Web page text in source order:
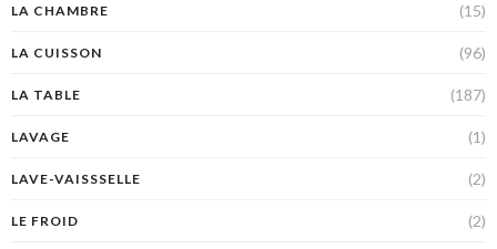
LA CHAMBRE (15)
LA CUISSON (96)
LA TABLE (187)
LAVAGE (1)
LAVE-VAISSSELLE (2)
LE FROID (2)